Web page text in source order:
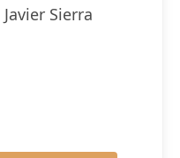
Javier Sierra